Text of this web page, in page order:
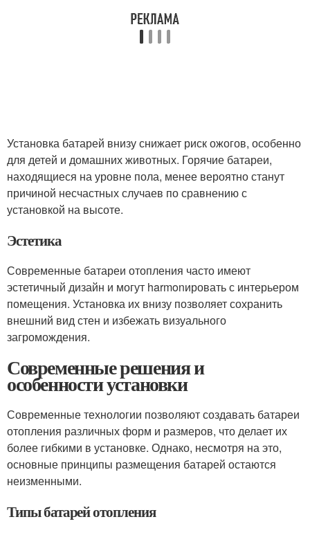
Установка батарей внизу снижает риск ожогов, особенно
для детей и домашних животных. Горячие батареи,
находящиеся на уровне пола, менее вероятно станут
причиной несчастных случаев по сравнению с
установкой на высоте.
Эстетика
Современные батареи отопления часто имеют
эстетичный дизайн и могут harmonировать с интерьером
помещения. Установка их внизу позволяет сохранить
внешний вид стен и избежать визуального
загромождения.
Современные решения и
особенности установки
Современные технологии позволяют создавать батареи
отопления различных форм и размеров, что делает их
более гибкими в установке. Однако, несмотря на это,
основные принципы размещения батарей остаются
неизменными.
Типы батарей отопления